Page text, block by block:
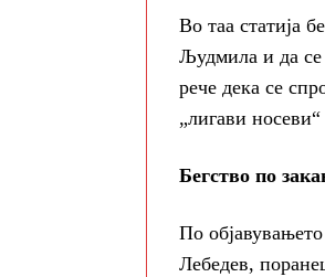
Во таа статија
Људмила и да се
рече дека се
„лигави
Бегство по
По
Лебедев,